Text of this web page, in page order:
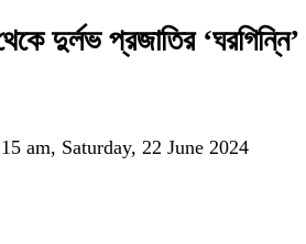
দুর্লভ প্রজাতির ‘ঘরগিন্নি’
am, Saturday, 22 June 2024